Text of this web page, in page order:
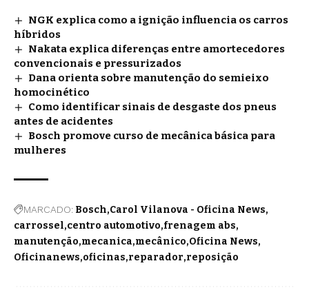
NGK explica como a ignição influencia os carros
híbridos
Nakata explica diferenças entre amortecedores
convencionais e pressurizados
Dana orienta sobre manutenção do semieixo
homocinético
Como identificar sinais de desgaste dos pneus
antes de acidentes
Bosch promove curso de mecânica básica para
mulheres
MARCADO: Bosch Carol Vilanova - Oficina News
carrossel centro automotivo frenagem abs
manutenção mecanica mecânico Oficina News
Oficinanews oficinas reparador reposição